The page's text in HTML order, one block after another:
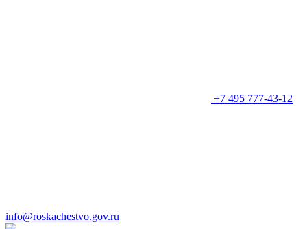
+7 495 777-43-12
info@roskachestvo.gov.ru